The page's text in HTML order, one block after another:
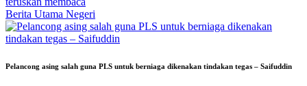
Berita Utama Negeri
Pelancong asing salah guna PLS untuk berniaga dikenakan tindakan tegas – Saifuddin